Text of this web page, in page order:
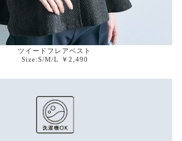
ツイードフレアベスト
Size:S/M/L ￥2,490